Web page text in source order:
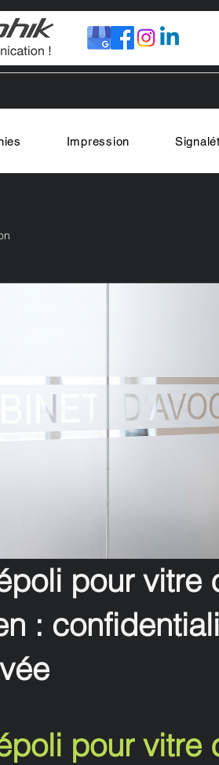
Impression
pour
:
pour vitre